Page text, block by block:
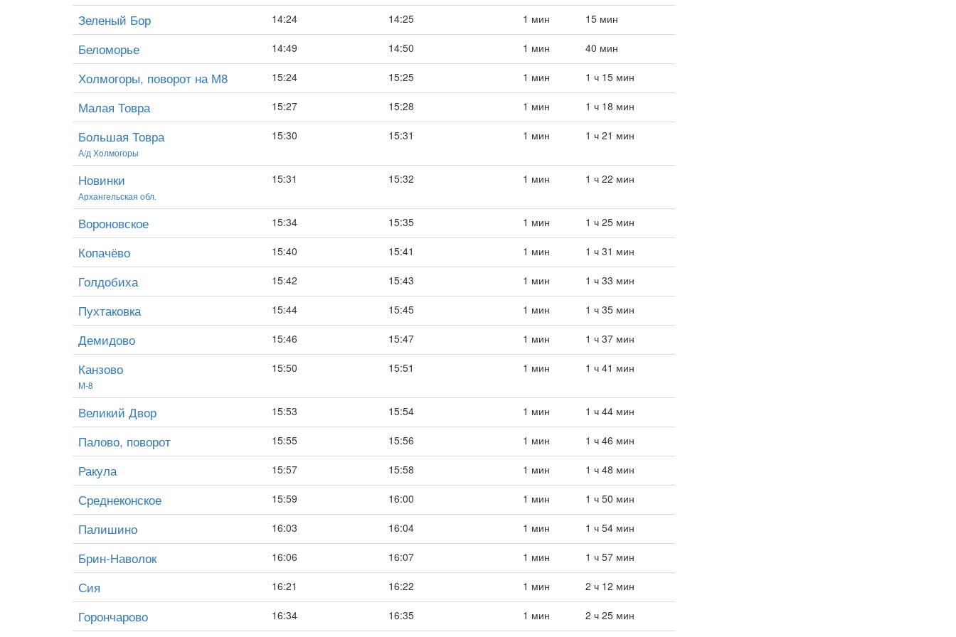
Зеленый Бор 14:24 14:25 1 мин 15 мин
Беломорье 14:49 14:50 1 мин 40 мин
Холмогоры, поворот на М8 15:24 15:25 1 мин 1 ч 15 мин
Малая Товра 15:27 15:28 1 мин 1 ч 18 мин
Большая Товра
А/д Холмогоры
15:30 15:31 1 мин 1 ч 21 мин
Новинки
Архангельская обл.
15:31 15:32 1 мин 1 ч 22 мин
Вороновское 15:34 15:35 1 мин 1 ч 25 мин
Копачёво 15:40 15:41 1 мин 1 ч 31 мин
Голдобиха 15:42 15:43 1 мин 1 ч 33 мин
Пухтаковка 15:44 15:45 1 мин 1 ч 35 мин
Демидово 15:46 15:47 1 мин 1 ч 37 мин
Канзово
М-8
15:50 15:51 1 мин 1 ч 41 мин
Великий Двор 15:53 15:54 1 мин 1 ч 44 мин
Палово, поворот 15:55 15:56 1 мин 1 ч 46 мин
Ракула 15:57 15:58 1 мин 1 ч 48 мин
Среднеконское 15:59 16:00 1 мин 1 ч 50 мин
Палишино 16:03 16:04 1 мин 1 ч 54 мин
Брин-Наволок 16:06 16:07 1 мин 1 ч 57 мин
Сия 16:21 16:22 1 мин 2 ч 12 мин
Горончарово 16:34 16:35 1 мин 2 ч 25 мин